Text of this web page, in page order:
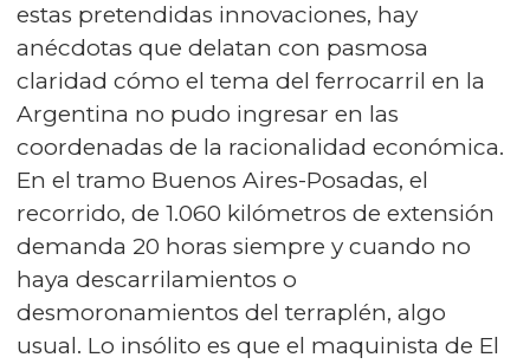
estas pretendidas innovaciones, hay
anécdotas que delatan con pasmosa
claridad cómo el tema del ferrocarril en la
Argentina no pudo ingresar en las
coordenadas de la racionalidad económica.
En el tramo Buenos Aires-Posadas, el
recorrido, de 1.060 kilómetros de extensión
demanda 20 horas siempre y cuando no
haya descarrilamientos o
desmoronamientos del terraplén, algo
usual. Lo insólito es que el maquinista de El